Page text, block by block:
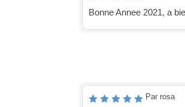
Bonne Annee 2021, a
Par rosa